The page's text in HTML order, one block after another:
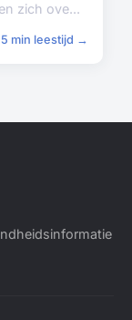
zich ove...
5 min leestijd →